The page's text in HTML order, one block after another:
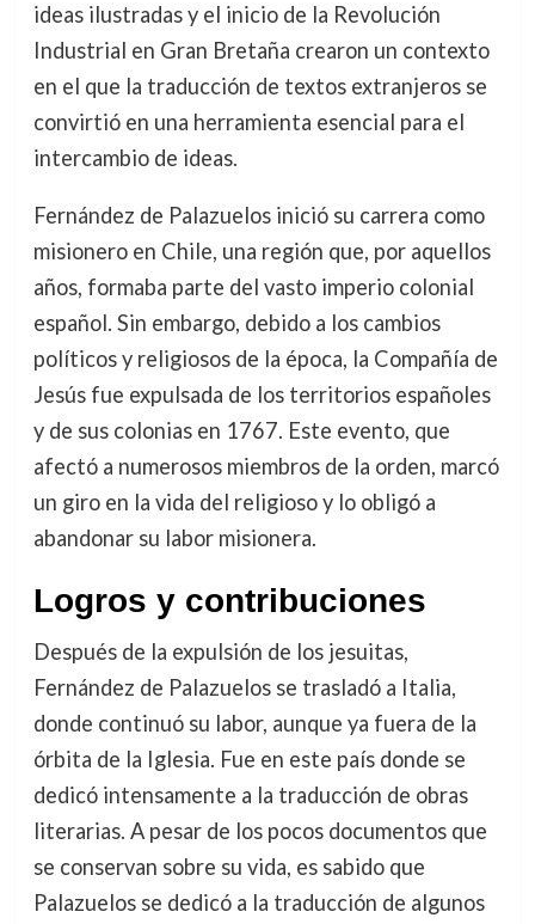
ideas ilustradas y el inicio de la Revolución
Industrial en Gran Bretaña crearon un contexto
en el que la traducción de textos extranjeros se
convirtió en una herramienta esencial para el
intercambio de ideas.
Fernández de Palazuelos inició su carrera como
misionero en Chile, una región que, por aquellos
años, formaba parte del vasto imperio colonial
español. Sin embargo, debido a los cambios
políticos y religiosos de la época, la Compañía de
Jesús fue expulsada de los territorios españoles
y de sus colonias en 1767. Este evento, que
afectó a numerosos miembros de la orden, marcó
un giro en la vida del religioso y lo obligó a
abandonar su labor misionera.
Logros y contribuciones
Después de la expulsión de los jesuitas,
Fernández de Palazuelos se trasladó a Italia,
donde continuó su labor, aunque ya fuera de la
órbita de la Iglesia. Fue en este país donde se
dedicó intensamente a la traducción de obras
literarias. A pesar de los pocos documentos que
se conservan sobre su vida, es sabido que
Palazuelos se dedicó a la traducción de algunos